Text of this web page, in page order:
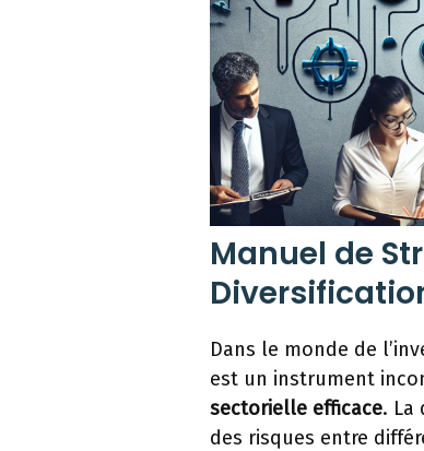
Manuel de
Dans le monde de
est un instrument
sectorielle efficace. La
des risques entre